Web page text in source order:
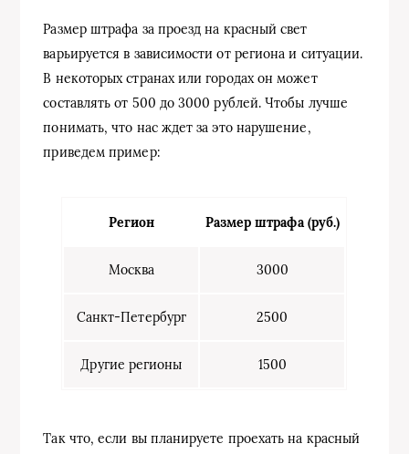
Размер штрафа за проезд на красный свет
варьируется в зависимости от региона и ситуации.
В некоторых странах или городах он может
составлять от 500 до 3000 рублей. Чтобы лучше
понимать, что нас ждет за это нарушение,
приведем пример:
Регион Размер штрафа (руб.)
Москва 3000
Санкт-Петербург 2500
Другие регионы 1500
Так что, если вы планируете проехать на красный